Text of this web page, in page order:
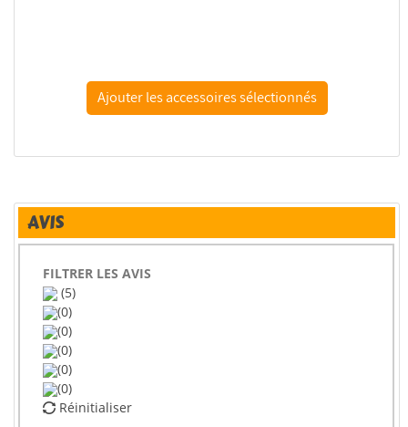
faller 490 colle maquette
AVIS
FILTRER LES AVIS
(5)
(0)
(0)
(0)
(0)
(0)
Réinitialiser